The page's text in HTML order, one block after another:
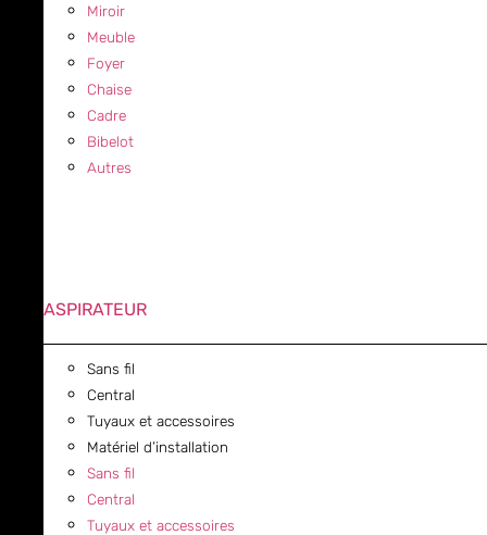
Miroir
Meuble
Foyer
Chaise
Cadre
Bibelot
Autres
ASPIRATEUR
Sans fil
Central
Tuyaux et accessoires
Matériel d’installation
Sans fil
Central
Tuyaux et accessoires